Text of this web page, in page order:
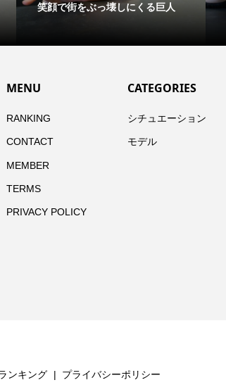
笑顔で街をぶっ壊しにくる巨人
MENU
RANKING
CONTACT
MEMBER
TERMS
PRIVACY POLICY
CATEGORIES
シチュエーション
モデル
ンキング プライバシーポリシー